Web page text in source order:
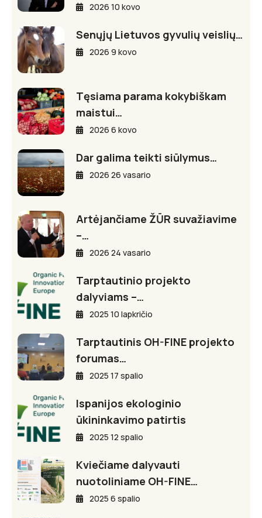
2026 10 kovo
Senųjų Lietuvos gyvulių veislių…
2026 9 kovo
Tęsiama parama kokybiškam
maistui…
2026 6 kovo
Dar galima teikti siūlymus…
2026 26 vasario
Artėjančiame ŽŪR suvažiavime
–…
2026 24 vasario
Tarptautinio projekto
dalyviams –…
2025 10 lapkričio
Tarptautinis OH-FINE projekto
forumas…
2025 17 spalio
Ispanijos ekologinio
ūkininkavimo patirtis
2025 12 spalio
Kviečiame dalyvauti
nuotoliniame OH-FINE…
2025 6 spalio